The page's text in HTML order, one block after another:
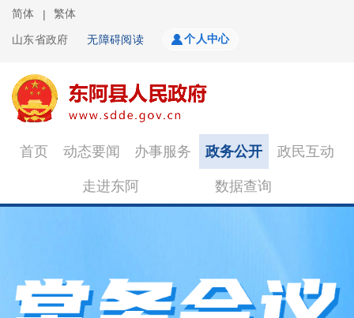
简体 | 繁体
山东省政府 无障碍阅读 个人中心
首页 动态要闻 办事服务 政务公开 政民互动
走进东阿 数据查询